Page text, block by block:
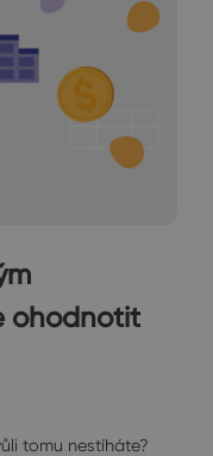
ohodnotit
tomu nestíháte?